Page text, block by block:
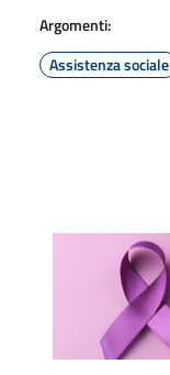
Argomenti:
Assistenza sociale